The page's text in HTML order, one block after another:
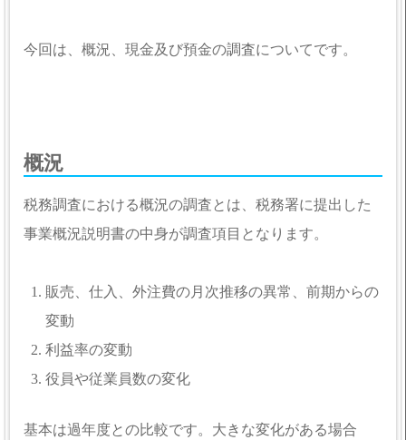
今回は、概況、現金及び預金の調査についてです。
概況
税務調査における概況の調査とは、税務署に提出した
事業概況説明書の中身が調査項目となります。
販売、仕入、外注費の月次推移の異常、前期からの
変動
利益率の変動
役員や従業員数の変化
基本は過年度との比較です。大きな変化がある場合